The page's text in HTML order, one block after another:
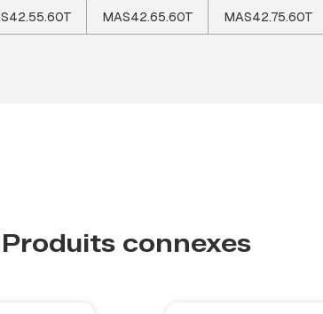
MAS42.65.60T MAS42.75.60T
Produits connexes